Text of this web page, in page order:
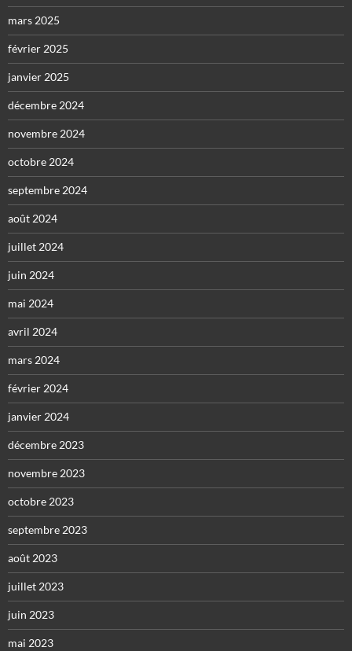
mars 2025
février 2025
janvier 2025
décembre 2024
novembre 2024
octobre 2024
septembre 2024
août 2024
juillet 2024
juin 2024
mai 2024
avril 2024
mars 2024
février 2024
janvier 2024
décembre 2023
novembre 2023
octobre 2023
septembre 2023
août 2023
juillet 2023
juin 2023
mai 2023